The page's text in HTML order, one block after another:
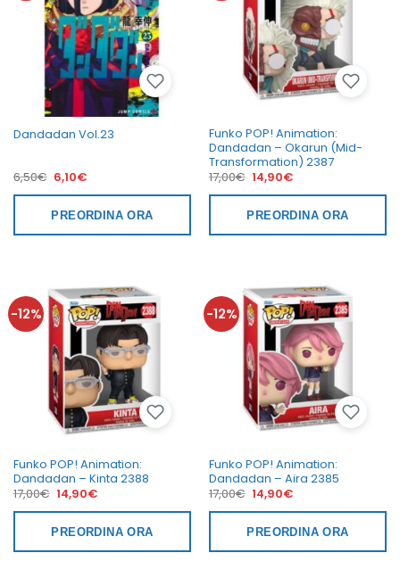
Dandadan Vol.23
6,50€ Il
prezzo
originale
era:
6,50€.
6,10€Il
attuale
è:
6,10€.
PREORDINA ORA
Funko POP! Animation:
Dandadan – Okarun (Mid-
Transformation) 2387
17,00€ Il
prezzo
originale
era:
17,00€.
14,90€Il
attuale
è:
14,90€.
PREORDINA ORA
-12%
Funko POP! Animation:
Dandadan – Kinta 2388
17,00€ Il
prezzo
originale
era:
17,00€.
14,90€Il
attuale
è:
14,90€.
PREORDINA ORA
-12%
Funko POP! Animation:
Dandadan – Aira 2385
17,00€ Il
prezzo
originale
era:
17,00€.
14,90€Il
attuale
è:
14,90€.
PREORDINA ORA